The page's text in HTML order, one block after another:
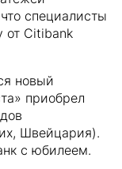
специалисты
от Citibank
новый
приобрел
Швейцария).
с юбилеем.